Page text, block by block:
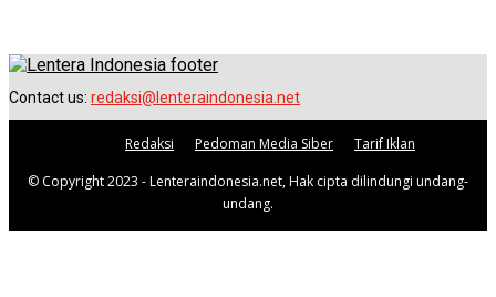
Contact us: redaksi@lenteraindonesia.net
Redaksi Pedoman Media Siber
Tarif Iklan
© Copyright 2023 - Lenteraindonesia.net, Hak cipta dilindungi undang-
undang.